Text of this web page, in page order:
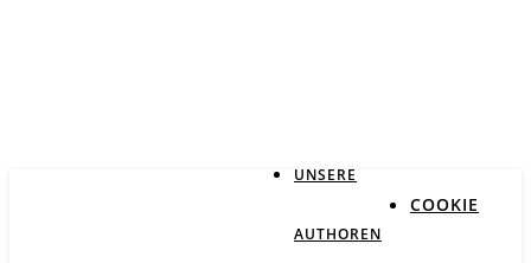
UNSERE
AUTHOREN
COOKIE